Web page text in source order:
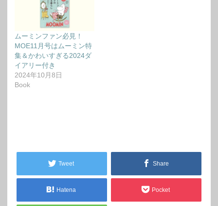
ムーミンファン必見！
MOE11月号はムーミン特
集＆かわいすぎる2024ダ
イアリー付き
2024年10月8日
Book
Tweet Share
Hatena Pocket